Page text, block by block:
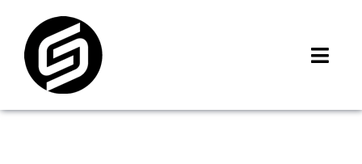
content